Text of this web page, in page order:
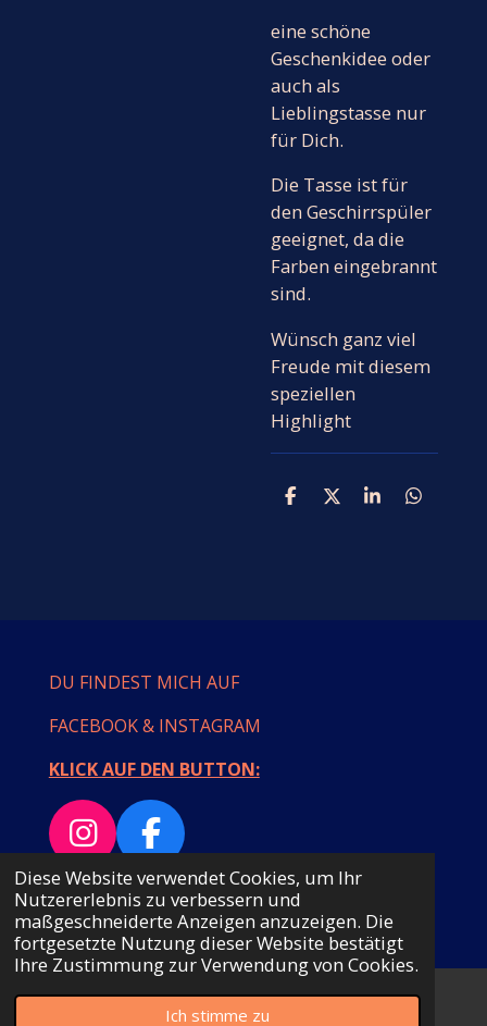
Diese Website verwendet Cookies, um Ihr
Nutzererlebnis zu verbessern und
maßgeschneiderte Anzeigen anzuzeigen. Die
fortgesetzte Nutzung dieser Website bestätigt
Ihre Zustimmung zur Verwendung von Cookies.
Ich stimme zu
eine schöne
Geschenkidee oder
auch als
Lieblingstasse nur
für Dich.
Die Tasse ist für
den Geschirrspüler
geeignet, da die
Farben eingebrannt
sind.
Wünsch ganz viel
Freude mit diesem
speziellen
Highlight
T
T
T
T
DU FINDEST MICH AUF
FACEBOOK & INSTAGRAM
KLICK AUF DEN BUTTON:
I
n
s
t
a
F
a
c
e
b
© 2023 - 2026 MAMULLASTYLE
Mit Unterstützung vonWebador